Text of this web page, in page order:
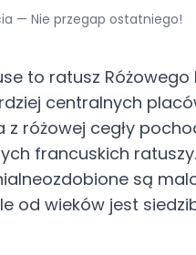
— Nie przegap ostatniego!
to ratusz
centralnych
różowej cegły
francuskich
są
od wieków jest